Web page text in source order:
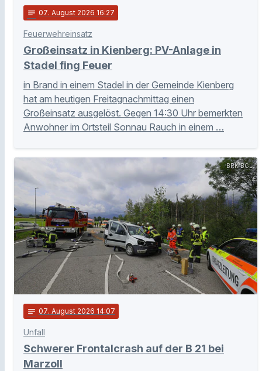
notes 07. August 2026 16:27
Feuerwehreinsatz
Großeinsatz in Kienberg: PV-Anlage in
Stadel fing Feuer
in Brand in einem Stadel in der Gemeinde Kienberg
hat am heutigen Freitagnachmittag einen
Großeinsatz ausgelöst. Gegen 14:30 Uhr bemerkten
Anwohner im Ortsteil Sonnau Rauch in einem …
BRK BGL
notes 07. August 2026 14:07
Unfall
Schwerer Frontalcrash auf der B 21 bei
Marzoll